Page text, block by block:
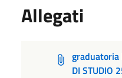
Allegati
graduatoria
DI STUDIO